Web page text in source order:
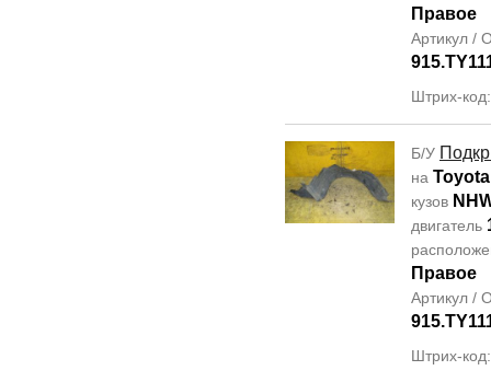
Правое
Артикул /
Штрих-
Б/У
на
кузов
двигатель
Правое
Артикул /
Штрих-